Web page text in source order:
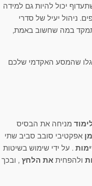
יכול להיות גם למידה
ניהול יעיל של סדרי
במה שחשוב באמת,
שהמסע האקדמי שלכם
מניחה את הבסיס
אפקטיבי סובב סביב שתי
. על ידי שימוש בשיטות
ולהפחית את הלחץ , ובכך